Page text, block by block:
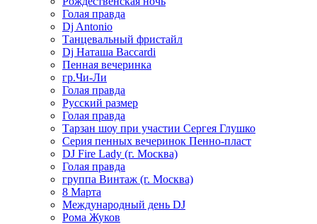
Голая правда
Dj Antonio
Танцевальный фристайл
Dj Наташа Baccardi
Пенная вечеринка
гр.Чи-Ли
Голая правда
Русский размер
Голая правда
Тарзан шоу при участии Сергея Глушко
Серия пенных вечеринок Пенно-пласт
DJ Fire Lady (г. Москва)
Голая правда
группа Винтаж (г. Москва)
8 Марта
Международный день DJ
Рома Жуков